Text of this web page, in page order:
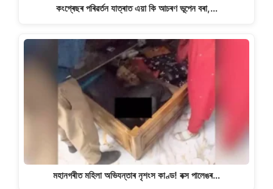
কংগ্ৰেছৰ পৰিৱৰ্তন যাত্ৰাত এয়া কি আচৰণ ভূপেন বৰা,…
মহানগৰীত মহিলা অভিযন্তাৰ নৃশংস কাণ্ড! বক্স পালেঙৰ…